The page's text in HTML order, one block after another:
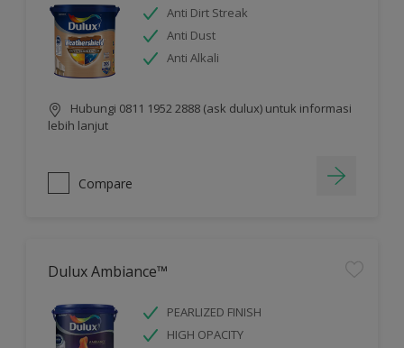
Anti Dirt Streak
Anti Dust
Anti Alkali
Hubungi 0811 1952 2888 (ask dulux) untuk informasi
lebih lanjut
Compare
Dulux Ambiance™
PEARLIZED FINISH
HIGH OPACITY